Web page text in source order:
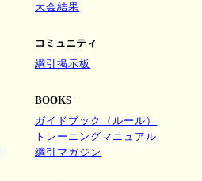
大会結果
コミュニティ
綱引掲示板
BOOKS
ガイドブック（ルール）
トレーニングマニュアル
綱引マガジン